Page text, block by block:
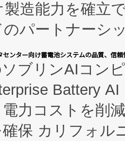
造能力を確立
のパートナーシ
同社の実績ある
(FCCM™) プ
イオ医薬品製造
バッチ施設の
ライチェーン
ンター向け蓄電池システムの品質、信
ブリンAIコン
Battery
力コストを削
保 カリフォル